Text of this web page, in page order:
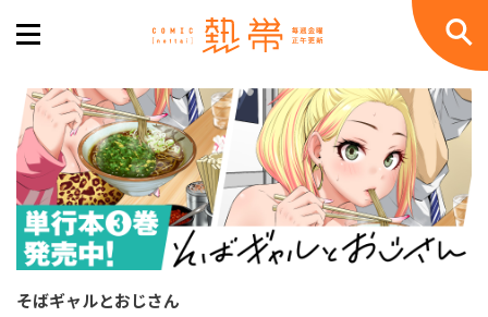
そばギャルとおじさん